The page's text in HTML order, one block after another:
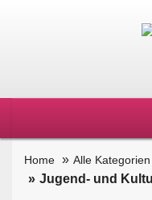
Home Alle Kategorien
Jugend- und